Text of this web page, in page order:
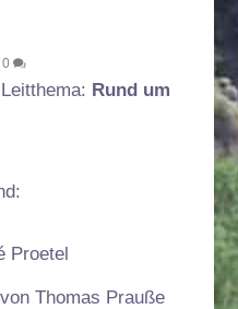
0
Rund um
Proetel
Thomas Prauße